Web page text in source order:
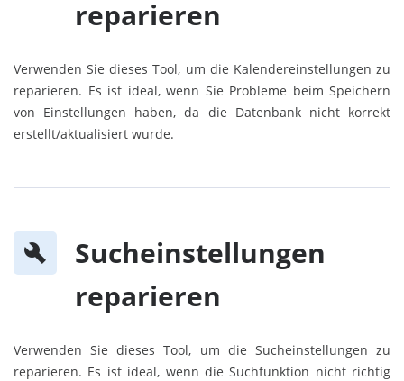
reparieren
Verwenden Sie dieses Tool, um die Kalendereinstellungen zu
reparieren. Es ist ideal, wenn Sie Probleme beim Speichern
von Einstellungen haben, da die Datenbank nicht korrekt
erstellt/aktualisiert wurde.
Sucheinstellungen
reparieren
Verwenden Sie dieses Tool, um die Sucheinstellungen zu
reparieren. Es ist ideal, wenn die Suchfunktion nicht richtig